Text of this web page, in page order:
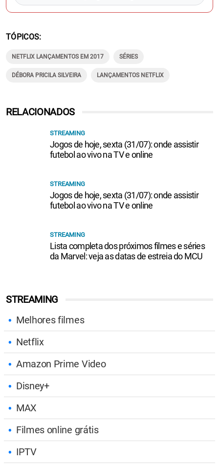
TÓPICOS
NETFLIX LANÇAMENTOS EM 2017 SÉRIES
DÉBORA PRICILA SILVEIRA LANÇAMENTOS NETFLIX
STREAMING
Melhores filmes
Netflix
Amazon Prime Video
Disney+
MAX
Filmes online grátis
IPTV
RELACIONADOS
STREAMING
Jogos de hoje, sexta (31/07): onde assistir
futebol ao vivo na TV e online
STREAMING
Jogos de hoje, sexta (31/07): onde assistir
futebol ao vivo na TV e online
STREAMING
Lista completa dos próximos filmes e séries
da Marvel: veja as datas de estreia do MCU